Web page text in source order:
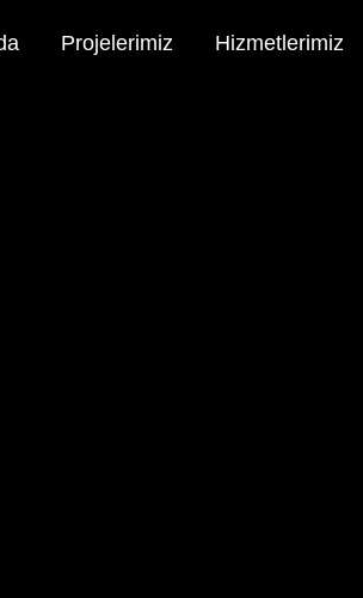
Projelerimiz Hizmetlerimiz